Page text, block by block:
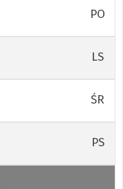
PO
LS
ŚR
PS